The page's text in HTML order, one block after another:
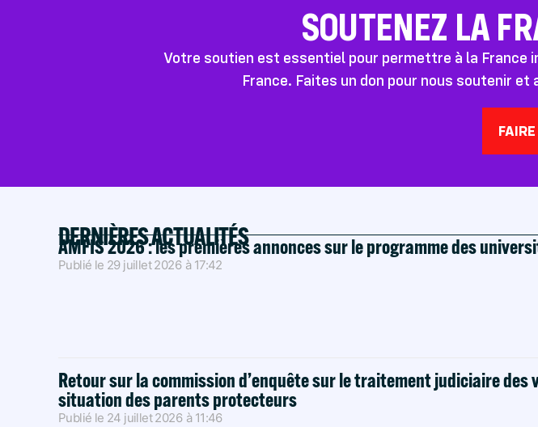
SOUTENEZ LA
Votre soutien est essentiel pour permettre à la France
France. Faites un don pour nous soutenir
DERNIÈRES ACTUALITÉS
AMFIS 2026 : les premières annonces sur le programme des
Publié le 29 juillet 2026 à 17:42
Retour sur la commission d’enquête sur le traitement judiciaire des
situation des parents protecteurs
Publié le 24 juillet 2026 à 11:46